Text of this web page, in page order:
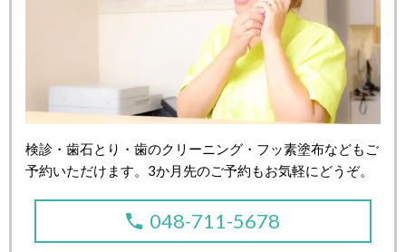
検診・歯石とり・歯のクリーニング・フッ素塗布などもご
予約いただけます。3か月先のご予約もお気軽にどうぞ。
048-711-5678